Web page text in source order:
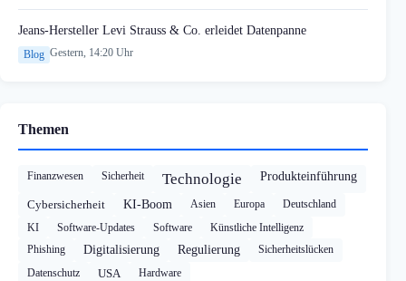
Jeans-Hersteller Levi Strauss & Co. erleidet Datenpanne
Blog Gestern, 14:20 Uhr
Themen
Finanzwesen Sicherheit Technologie Produkteinführung
Cybersicherheit KI-Boom Asien Europa
Deutschland
KI
Software-Updates Software
Künstliche Intelligenz
Phishing
Digitalisierung Regulierung
Sicherheitslücken
Datenschutz
USA Hardware